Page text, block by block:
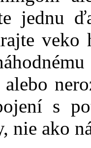
jednu
alebo
s
nie ako